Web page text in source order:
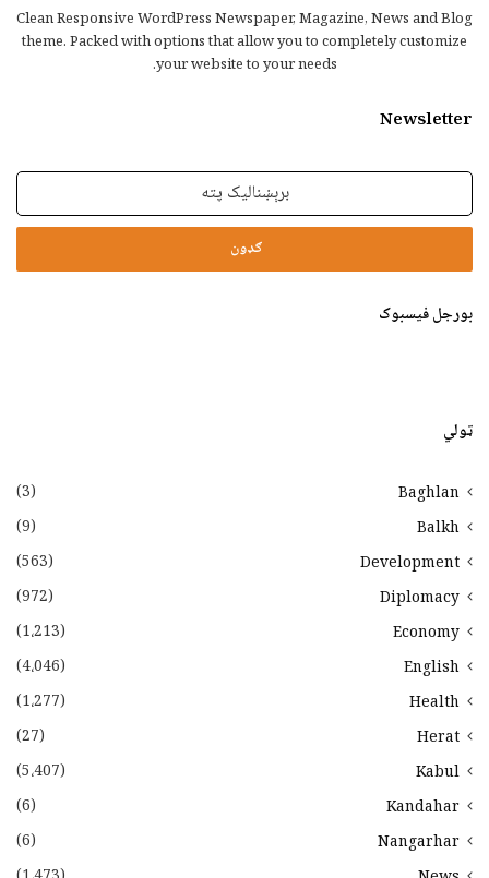
Clean Responsive WordPress Newspaper, Magazine, News and Blog
theme. Packed with options that allow you to completely customize
your website to your needs.
Newsletter
برېښنالیک
بورجل فیسبوک
ټولي
Baghlan
(3)
Balkh
(9)
Development
(563)
Diplomacy
(972)
Economy
(1،213)
English
(4،046)
Health
(1،277)
Herat
(27)
Kabul
(5،407)
Kandahar
(6)
Nangarhar
(6)